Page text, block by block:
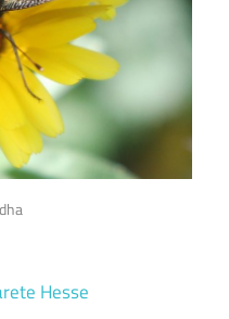
Hesse